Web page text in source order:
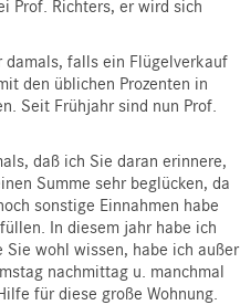
Prof. Richters, er wird sich
damals, falls ein Flügelverkauf
den üblichen Prozenten in
Seit Frühjahr sind nun Prof.
daß ich Sie daran erinnere,
Summe sehr beglücken, da
sonstige Einnahmen habe
In diesem jahr habe ich
Sie wohl wissen, habe ich außer
nachmittag u. manchmal
für diese große Wohnung.